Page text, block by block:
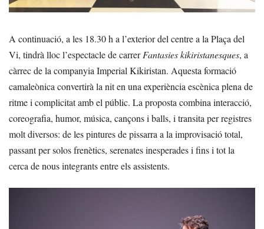
A continuació, a les 18.30 h a l’exterior del centre a la Plaça del
Vi, tindrà lloc l’espectacle de carrerFantasies kikiristanesques, a
càrrec de la companyia Imperial Kikiristan. Aquesta formació
camaleònica convertirà la nit en una experiència escènica plena de
ritme i complicitat amb el públic. La proposta combina interacció,
coreografia, humor, música, cançons i balls, i transita per registres
molt diversos: de les pintures de pissarra a la improvisació total,
passant per solos frenètics, serenates inesperades i fins i tot la
cerca de nous integrants entre els assistents.